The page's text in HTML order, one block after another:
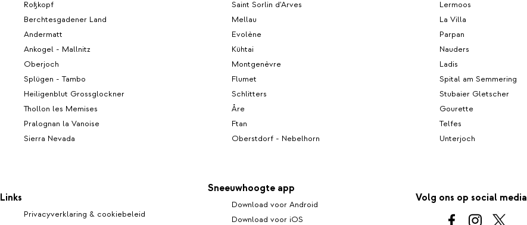
Roßkopf
Berchtesgadener Land
Andermatt
Ankogel - Mallnitz
Oberjoch
Splügen - Tambo
Heiligenblut Grossglockner
Thollon les Memises
Pralognan la Vanoise
Sierra Nevada
Saint Sorlin d'Arves
Mellau
Evolène
Kühtai
Montgenèvre
Flumet
Schlitters
Åre
Ftan
Oberstdorf - Nebelhorn
Lermoos
La Villa
Parpan
Nauders
Ladis
Spital am Semmering
Stubaier Gletscher
Gourette
Telfes
Unterjoch
Links
Privacyverklaring & cookiebeleid
Sneeuwhoogte app
Download voor Android
Download voor iOS
Volg ons op social media